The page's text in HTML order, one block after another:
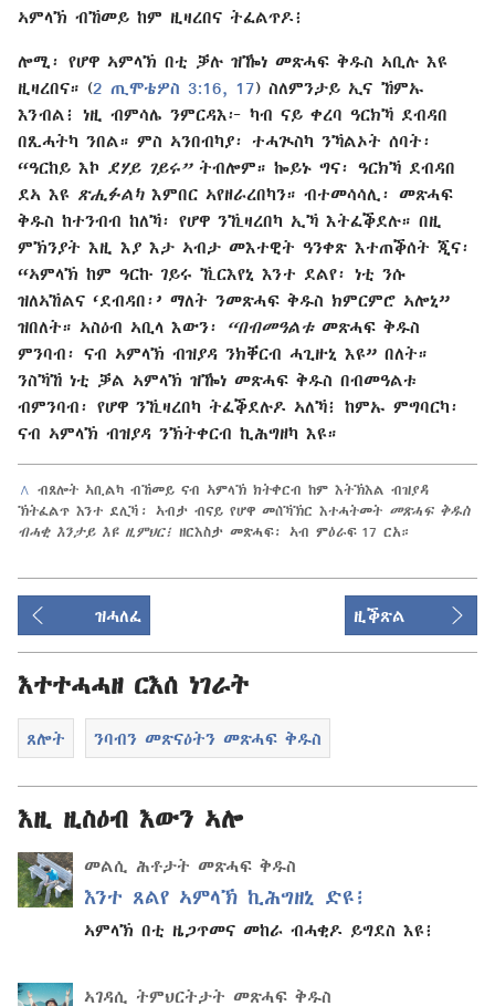
ኣምላኽ ብኸመይ ከም ዚዛረበና ትፈልጥዶ፧
ሎሚ፡ የሆዋ ኣምላኽ በቲ ቓሉ ዝዀነ መጽሓፍ ቅዱስ ኣቢሉ እዩ
ዚዛረበና። (2 ጢሞቴዎስ 3:16, 17) ስለምንታይ ኢና ኸምኡ
እንብል፧ ነዚ ብምሳሌ ንምርዳእ፦ ካብ ናይ ቀረባ ዓርክኻ ደብዳበ
በጺሓትካ ንበል። ምስ ኣንበብካያ፡ ተሓጒስካ ንኻልኦት ሰባት፡
“ዓርከይ እኮ ደሃይ ገይሩ” ትብሎም። ኰይኑ ግና፡ ዓርክኻ ደብዳበ
ደኣ እዩ ጽሒፉልካ እምበር ኣየዘራረበካን። ብተመሳሳሊ፡ መጽሓፍ
ቅዱስ ከተንብብ ከለኻ፡ የሆዋ ንኺዛረበካ ኢኻ እትፈቕደሉ። በዚ
ምኽንያት እዚ እያ እታ ኣብታ መእተዊት ዓንቀጽ እተጠቕሰት ጂና፡
“ኣምላኽ ከም ዓርኩ ገይሩ ኺርእየኒ እንተ ደልየ፡ ነቲ ንሱ
ዝለኣኸልና ‘ደብዳበ፡’ ማለት ንመጽሓፍ ቅዱስ ክምርምሮ ኣሎኒ”
ዝበለት። ኣስዕብ ኣቢላ እውን፡
“በብመዓልቱ መጽሓፍ ቅዱስ
ምንባብ፡ ናብ ኣምላኽ ብዝያዳ ንክቐርብ ሓጊዙኒ እዩ” በለት።
ንስኻኸ ነቲ ቓል ኣምላኽ ዝዀነ መጽሓፍ ቅዱስ በብመዓልቱ
ብምንባብ፡ የሆዋ ንኺዛረበካ ትፈቕደሉዶ ኣለኻ፧ ከምኡ ምግባርካ፡
ናብ ኣምላኽ ብዝያዳ ንኽትቀርብ ኪሕግዘካ እዩ።
^ ብጸሎት ኣቢልካ ብኸመይ ናብ ኣምላኽ ክትቀርብ ከም እትኽእል ብዝያዳ
ኽትፈልጥ እንተ ደሊኻ፡ ኣብታ ብናይ የሆዋ መሰኻኽር እተሓትመት መጽሓፍ ቅዱስ
ብሓቂ እንታይ እዩ ዚምህር፧ ዘርእስታ መጽሓፍ፡ ኣብ ምዕራፍ 17 ርአ።
ዝሓለፈ ዚቕጽል
እተተሓሓዘ ርእሰ ነገራት
ጸሎት ንባብን መጽናዕትን መጽሓፍ ቅዱስ
እዚ ዚስዕብ እውን ኣሎ
መልሲ ሕቶታት መጽሓፍ ቅዱስ
እንተ ጸልየ ኣምላኽ ኪሕግዘኒ ድዩ፧
ኣምላኽ በቲ ዜጋጥመና መከራ ብሓቂዶ ይግደስ እዩ፧
ኣገዳሲ ትምህርትታት መጽሓፍ ቅዱስ